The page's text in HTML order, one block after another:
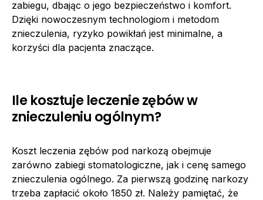
zabiegu, dbając o jego bezpieczeństwo i komfort.
Dzięki nowoczesnym technologiom i metodom
znieczulenia, ryzyko powikłań jest minimalne, a
korzyści dla pacjenta znaczące.
Ile kosztuje leczenie zębów w
znieczuleniu ogólnym?
Koszt leczenia zębów pod narkozą obejmuje
zarówno zabiegi stomatologiczne, jak i cenę samego
znieczulenia ogólnego. Za pierwszą godzinę narkozy
trzeba zapłacić około 1850 zł. Należy pamiętać, że